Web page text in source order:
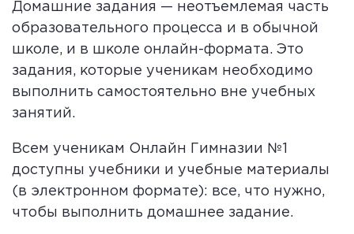
Домашние задания — неотъемлемая часть
образовательного процесса и в обычной
школе, и в школе онлайн-формата. Это
задания, которые ученикам необходимо
выполнить самостоятельно вне учебных
занятий.
Всем ученикам Онлайн Гимназии №1
доступны учебники и учебные материалы
(в электронном формате): все, что нужно,
чтобы выполнить домашнее задание.